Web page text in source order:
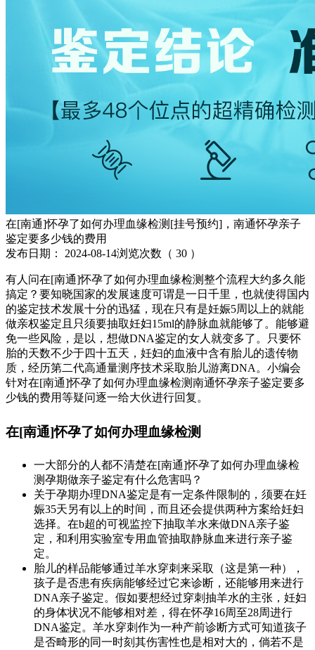
在[南通]怀孕了如何办理血缘检测[挂号预约]，南通怀孕亲子
鉴定要多少钱的费用
发布日期：
2024-08-14浏览次数（ 30 ）
有人问在[南通]怀孕了如何办理血缘检测整个流程大约多久能
搞定？要知晓国家的发展速度可谓是一日千里，也就使得国内
的鉴定技术发展十分的迅猛，现在只有是妊娠5周以上的就能
做亲权鉴定且只须要抽取妊妇15ml的静脉血就能够了。能够避
免一些风险，是以，想做DNA鉴定的女人就变多了。只要怀
胎的天数不少于四十五天，妊妇的血液中含有胎儿的遗传物
质，经历第二代高通量测序技术采取胎儿游离DNA。小编会
针对在[南通]怀孕了如何办理血缘检测南通怀孕亲子鉴定要多
少钱的费用等疑问逐一给大伙进行回复。
在[南通]怀孕了如何办理血缘检测
一大部分的人都不清楚在[南通]怀孕了如何办理血缘检
测孕期做亲子鉴定有什么危害吗？
关于孕期办理DNA鉴定是有一定条件限制的，须要在妊
娠35天另有以上的时间，而且还会提供两种方案给妊妇
选择。在b超的可视监控下抽取羊水来做DNA亲子鉴
定，和利用实验室专用血管抽取静脉血来进行亲子鉴
定。
胎儿的样品能够通过羊水穿刺来采取（这是第一种），
孩子是否患有疾病能够经过它来诊断，还能够用来进行
DNA亲子鉴定。假如要想经过穿刺抽羊水的主张，妊妇
的身体状况不能够相对差，得在怀孕16周至28周进行
DNA鉴定。羊水穿刺作为一种产前诊断方式可知道孩子
是否畸形的同一时刻其伤害性也是相对大的，倘若不是